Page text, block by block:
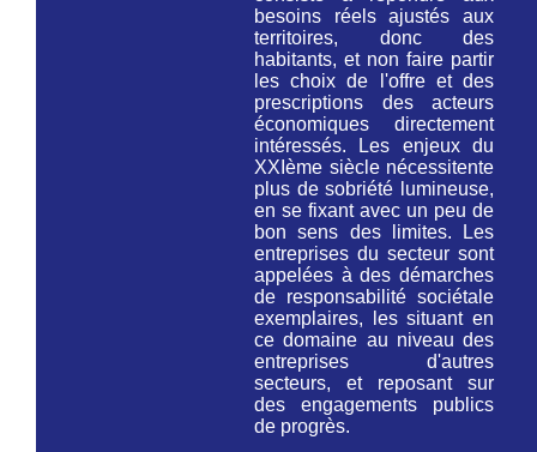
besoins réels ajustés aux
territoires, donc des
habitants, et non faire partir
les choix de l'offre et des
prescriptions des acteurs
économiques directement
intéressés. Les enjeux du
XXIème siècle nécessitente
plus de sobriété lumineuse,
en se fixant avec un peu de
bon sens des limites. Les
entreprises du secteur sont
appelées à des démarches
de responsabilité sociétale
exemplaires, les situant en
ce domaine au niveau des
entreprises d'autres
secteurs, et reposant sur
des engagements publics
de progrès.